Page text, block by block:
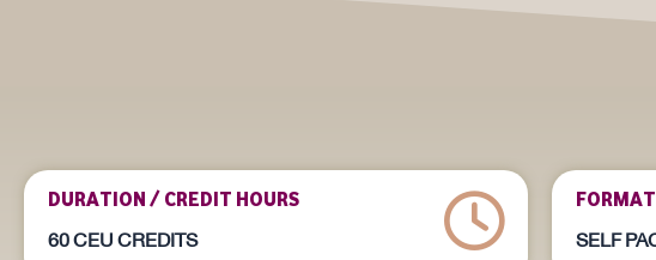
DURATION / CREDIT HOURS
60 CEU CREDITS
FORMAT